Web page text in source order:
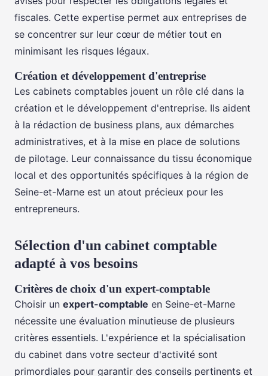
fiscales. Cette expertise permet aux entreprises de
se concentrer sur leur cœur de métier tout en
minimisant les risques légaux.
Création et développement d'entreprise
Les cabinets comptables jouent un rôle clé dans la
création et le développement d'entreprise. Ils aident
à la rédaction de business plans, aux démarches
administratives, et à la mise en place de solutions
de pilotage. Leur connaissance du tissu économique
local et des opportunités spécifiques à la région de
Seine-et-Marne est un atout précieux pour les
entrepreneurs.
Sélection d'un cabinet comptable
adapté à vos besoins
Critères de choix d'un expert-comptable
Choisir un expert-comptable en Seine-et-Marne
nécessite une évaluation minutieuse de plusieurs
critères essentiels. L'expérience et la spécialisation
du cabinet dans votre secteur d'activité sont
primordiales pour garantir des conseils pertinents et